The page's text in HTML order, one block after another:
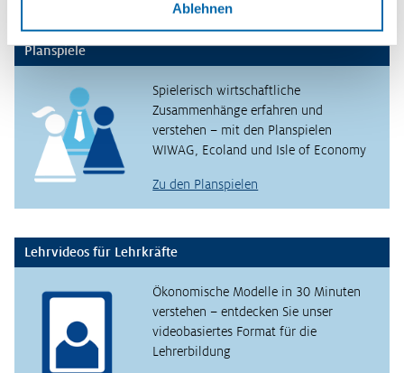
Ablehnen
Planspiele
Spielerisch wirtschaftliche
Zusammenhänge erfahren und
verstehen – mit den Planspielen
WIWAG, Ecoland und Isle of Economy
Zu den Planspielen
Lehrvideos für Lehrkräfte
Ökonomische Modelle in 30 Minuten
verstehen – entdecken Sie unser
videobasiertes Format für die
Lehrerbildung